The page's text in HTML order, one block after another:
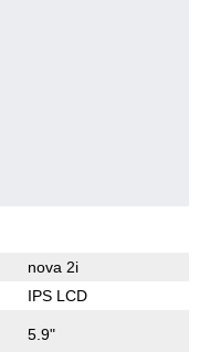
nova 2i
IPS LCD
5.9"